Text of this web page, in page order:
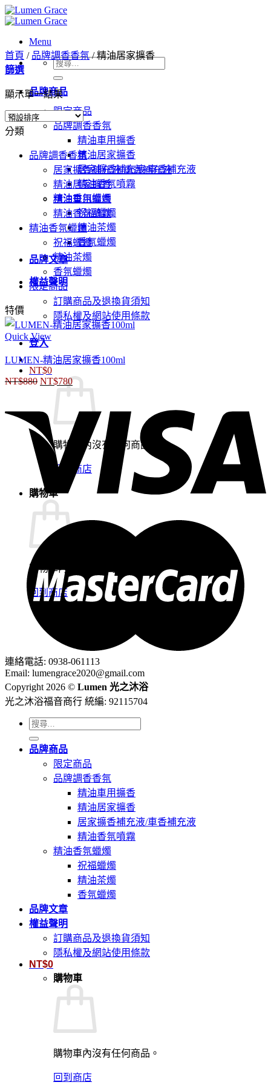
Skip
to
Menu
搜
尋
關
鍵
字:
品牌商品
限定商品
品牌調香香氛
精油車用擴香
精油居家擴香
居家擴香補充液/車香補充液
精油香氛噴霧
精油香氛蠟燭
祝福蠟燭
精油茶燭
香氛蠟燭
品牌文章
權益聲明
訂購商品及退換貨須知
隱私權及網站使用條款
登入
NT$0
購物車內沒有任何商品。
回到商店
購物車
購物車內沒有任何商品。
回到商店
首頁 / 品牌調香香氛 /精油居家擴香
篩選
顯示單一結果
分類
品牌調香香氛
居家擴香補充液/車香補充液
精油居家擴香
精油車用擴香
精油香氛噴霧
精油香氛蠟燭
祝福蠟燭
精油茶燭
香氛蠟燭
限定商品
特價
Quick View
LUMEN-精油居家擴香100ml
NT$880 原
價
格：
NT$880。
NT$780目
前
價
格：
NT$780。
連絡電話: 0938-061113
Email: lumengrace2020@gmail.com
Copyright 2026 © Lumen 光之沐浴
光之沐浴福音商行 統編: 92115704
搜
尋
關
品牌商品
限定商品
品牌調香香氛
精油車用擴香
精油居家擴香
居家擴香補充液/車香補充液
精油香氛噴霧
精油香氛蠟燭
祝福蠟燭
精油茶燭
香氛蠟燭
品牌文章
權益聲明
訂購商品及退換貨須知
隱私權及網站使用條款
NT$0
購物車
購物車內沒有任何商品。
回到商店